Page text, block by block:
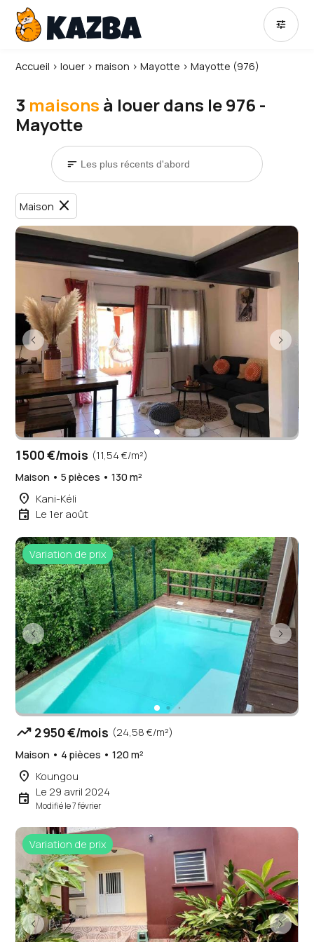
tune
Accueil ›louer ›maison ›Mayotte ›Mayotte (976)
3 maisons à louer dans le 976 -
Mayotte
sort
Maison close
1 500 €/mois (11,54 €/m²)
Maison • 5 pièces • 130 m²
place Kani-Kéli
event Le 1er août
Variation de prix
trending_up 2 950 €/mois (24,58 €/m²)
Maison • 4 pièces • 120 m²
place Koungou
event Le 29 avril 2024
Modifié le 7 février
Variation de prix